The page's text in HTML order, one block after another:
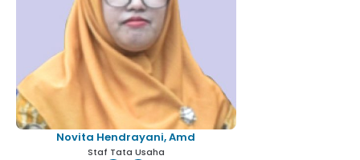
Novita Hendrayani, Amd
Staf Tata Usaha